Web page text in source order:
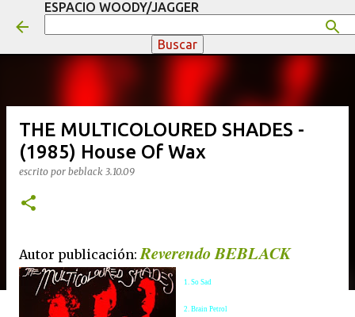
Ir al contenido principal
ESPACIO WOODY/JAGGER
THE MULTICOLOURED SHADES -
(1985) House Of Wax
escrito por beblack 3.10.09
Autor publicación:Reverendo BEBLACK
1. So Sad
2. Brain Petrol